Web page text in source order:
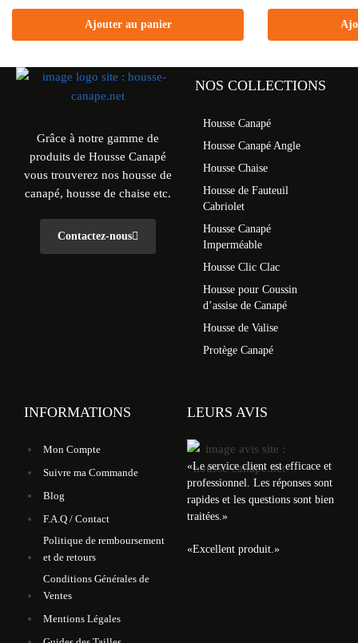
Ajouter au panier
Grâce à notre gamme de
produits de Housse Canapé
vous trouverez nos housse de
canapé, housse de chaise etc.
Contactez-nous
NOS COLLECTIONS
Housse Canapé
Housse Canapé Angle
Housse Chaise
Housse de Fauteuil
Cabriolet
Housse Canapé
Imperméable
Housse Clic Clac
Housse pour Coussin
d’assise de Canapé
Housse de Valise
Protège Canapé
INFORMATIONS
Mon Compte
Suivre ma Commande
Blog
F.A.Q / Contact
Politique de remboursement
et de retours
Conditions Générales de
Ventes
Mentions Légales
LEURS AVIS
«Le service client est efficace et
professionnel. Les réponses sont
rapides et les questions sont bien
traitées.»
«Excellent produit. »